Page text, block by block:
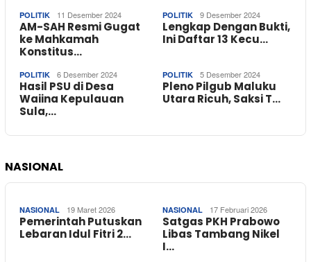
POLITIK 11 Desember 2024
AM-SAH Resmi Gugat
ke Mahkamah
Konstitus…
POLITIK 9 Desember 2024
Lengkap Dengan Bukti,
Ini Daftar 13 Kecu…
POLITIK 6 Desember 2024
Hasil PSU di Desa
Waiina Kepulauan
Sula,…
POLITIK 5 Desember 2024
Pleno Pilgub Maluku
Utara Ricuh, Saksi T…
NASIONAL
NASIONAL 19 Maret 2026
Pemerintah Putuskan
Lebaran Idul Fitri 2…
NASIONAL 17 Februari 2026
Satgas PKH Prabowo
Libas Tambang Nikel
I…